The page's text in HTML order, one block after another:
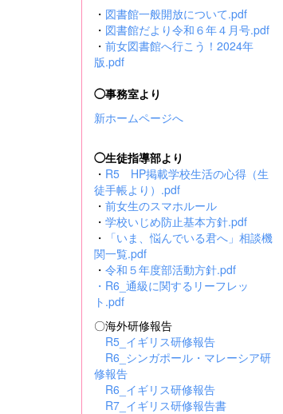
・ 図書館一般開放について.pdf
・ 図書館だより令和６年４月号.pdf
・ 前女図書館へ行こう！2024年
版.pdf
◯事務室より
新ホームページへ
◯生徒指導部より
・ R5 HP掲載学校生活の心得（生
徒手帳より）.pdf
・ 前女生のスマホルール
・ 学校いじめ防止基本方針.pdf
・
「いま、悩んでいる君へ」相談機
関一覧.pdf
・ 令和５年度部活動方針.pdf
・ R6_通級に関するリーフレッ
ト.pdf
〇海外研修報告
R5_イギリス研修報告
R6_シンガポール・マレーシア研
修報告
R6_イギリス研修報告
R7_イギリス研修報告書